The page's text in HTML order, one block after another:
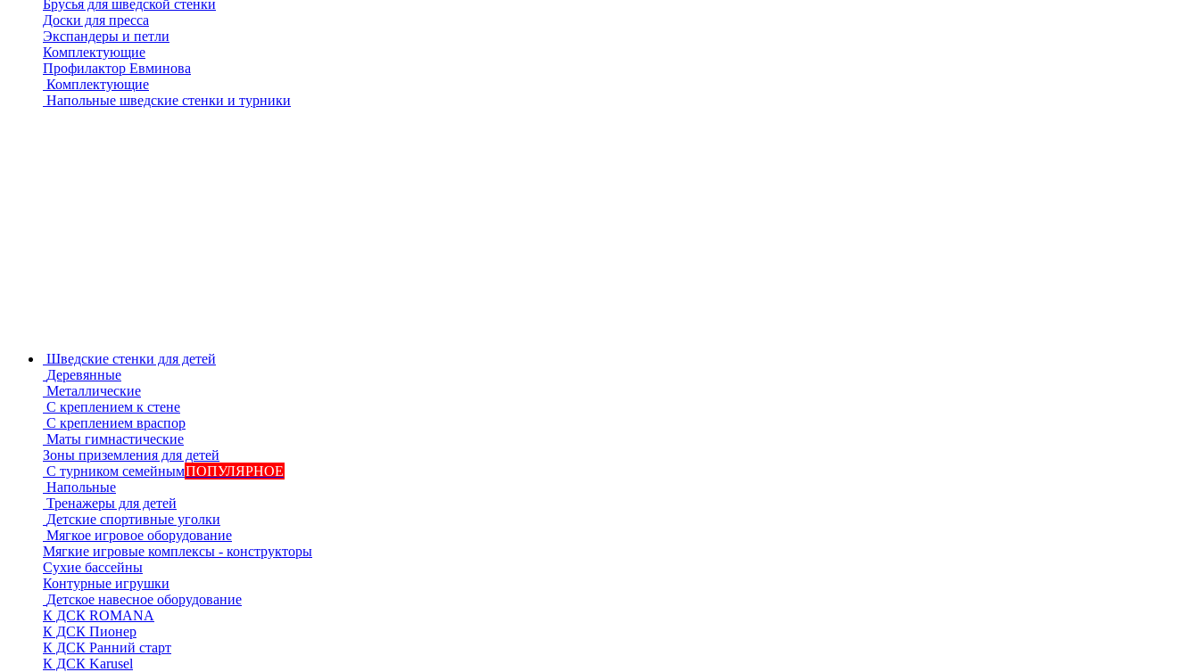
Брусья для шведской стенки
Доски для пресса
Экспандеры и петли
Комплектующие
Профилактор Евминова
Комплектующие
Напольные шведские стенки и турники
Шведские стенки для детей
Деревянные
Металлические
С креплением к стене
С креплением враспор
Маты гимнастические
Зоны приземления для детей
С турником семейнымПОПУЛЯРНОЕ
Напольные
Тренажеры для детей
Детские спортивные уголки
Мягкое игровое оборудование
Мягкие игровые комплексы - конструкторы
Сухие бассейны
Контурные игрушки
Детское навесное оборудование
К ДСК ROMANA
К ДСК Пионер
К ДСК Ранний старт
К ДСК Karusel